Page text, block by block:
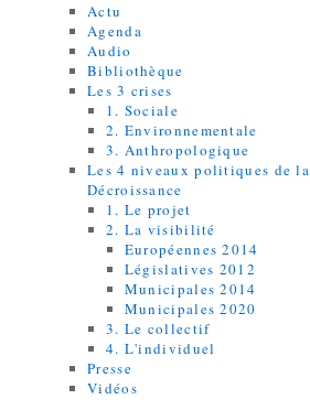
Actu
Agenda
Audio
Bibliothèque
Les 3 crises
1. Sociale
2. Environnementale
3. Anthropologique
Les 4 niveaux politiques de la
Décroissance
1. Le projet
2. La visibilité
Européennes 2014
Législatives 2012
Municipales 2014
Municipales 2020
3. Le collectif
4. L'individuel
Presse
Vidéos